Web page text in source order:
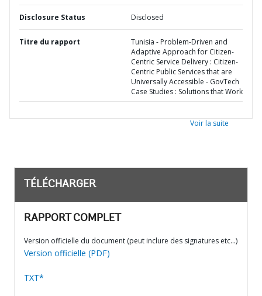
Disclosure Status Disclosed
Titre du rapport
Tunisia - Problem-Driven and
Adaptive Approach for Citizen-
Centric Service Delivery : Citizen-
Centric Public Services that are
Universally Accessible - GovTech
Case Studies : Solutions that Work
Voir la suite
TÉLÉCHARGER
RAPPORT COMPLET
Version officielle du document (peut inclure des signatures etc…)
Version officielle (PDF)
TXT*